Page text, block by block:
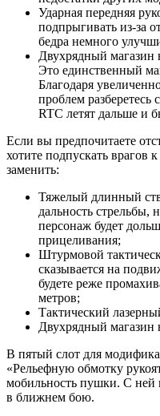
Ударная передняя
подпрыгивать из-за
бедра немного
Двухрядный магазин
Это единственный
Благодаря
проблем разберетесь
RTC летят дальше и
Если вы предпочитаете
хотите подпускать врагов
заменить:
Тяжелый длинный
дальность стрельбы,
персонаж будет
прицеливания;
Штурмовой
сказывается на
будете реже
метров;
Тактический
Двухрядный магазин
В пятый слот для
«Рельефную обмотку
мобильность пушки. С ней
в ближнем бою.